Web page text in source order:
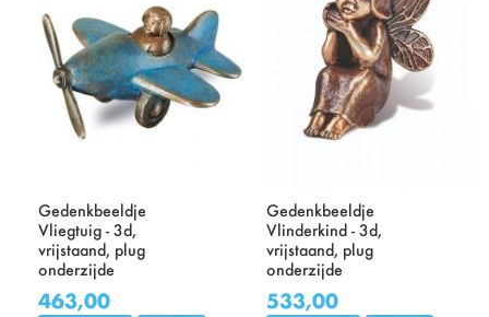
Gedenkbeeldje
Vliegtuig - 3d,
vrijstaand, plug
onderzijde
463,00
Gedenkbeeldje
Vlinderkind - 3d,
vrijstaand, plug
onderzijde
533,00